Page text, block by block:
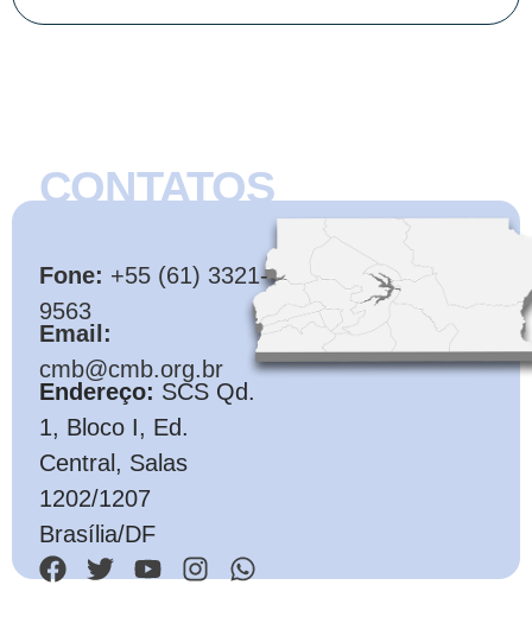
CONTATOS
Fone: +55 (61) 3321-
9563
Email:
cmb@cmb.org.br
Endereço: SCS Qd.
1, Bloco I, Ed.
Central, Salas
1202/1207
Brasília/DF